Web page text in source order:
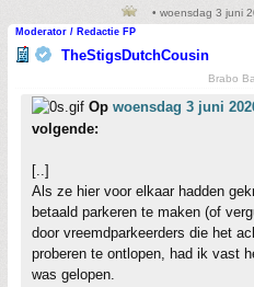
• woensdag 3 juni
Moderator / Redactie FP
TheStigsDutchCousin
Brabo
Op woensdag 3 juni
volgende:
[..]
Als ze hier voor elkaar hadden
betaald parkeren te maken (of
door vreemdparkeerders die het
proberen te ontlopen, had ik vast
was gelopen.